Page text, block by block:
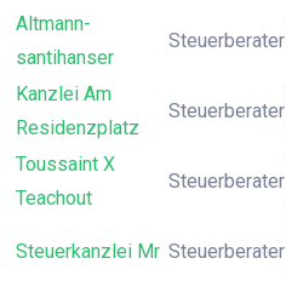
Altmann-
santihanser
Steuerberater
Kanzlei Am
Residenzplatz
Steuerberater
Toussaint X
Teachout
Steuerberater
Steuerkanzlei Mr Steuerberater